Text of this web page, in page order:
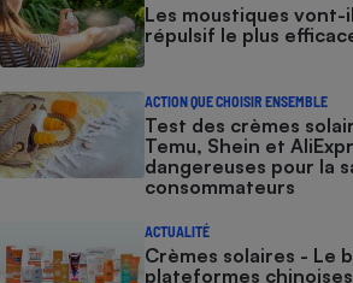
Les moustiques vont-
répulsif le plus
ACTION QUE CHOISIR ENSEMBLE
Test des crèmes
Temu, Shein et
dangereuses pour la
consommateurs
ACTUALITÉ
Crèmes solaires - Le
plateformes chinoises